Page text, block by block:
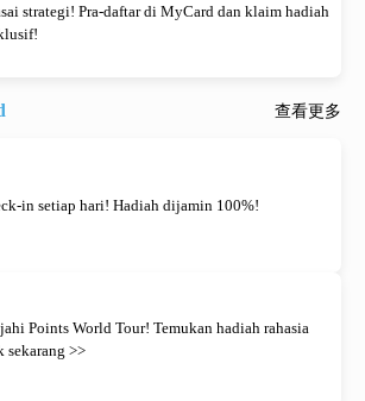
strategi! Pra-daftar di MyCard dan klaim hadiah
查看更多
in setiap hari! Hadiah dijamin 100%!
Points World Tour! Temukan hadiah rahasia
sekarang >>